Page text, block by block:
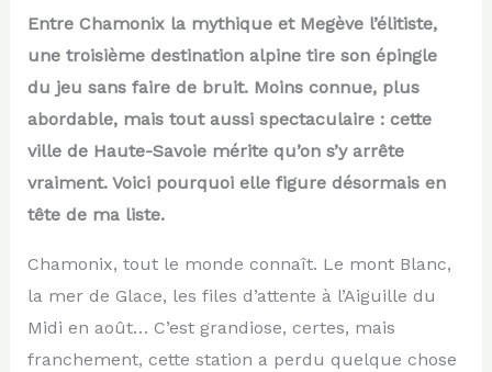
Entre Chamonix la mythique et Megève l’élitiste,
une troisième destination alpine tire son épingle
du jeu sans faire de bruit. Moins connue, plus
abordable, mais tout aussi spectaculaire : cette
ville de Haute-Savoie mérite qu’on s’y arrête
vraiment. Voici pourquoi elle figure désormais en
tête de ma liste.
Chamonix, tout le monde connaît. Le mont Blanc,
la mer de Glace, les files d’attente à l’Aiguille du
Midi en août… C’est grandiose, certes, mais
franchement, cette station a perdu quelque chose